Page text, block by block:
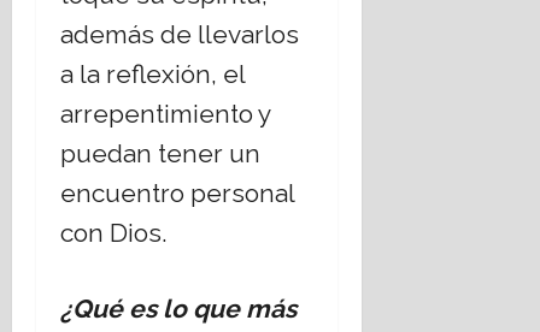
además de llevarlos
a la reflexión, el
arrepentimiento y
puedan tener un
encuentro personal
con Dios.
¿Qué es lo que más